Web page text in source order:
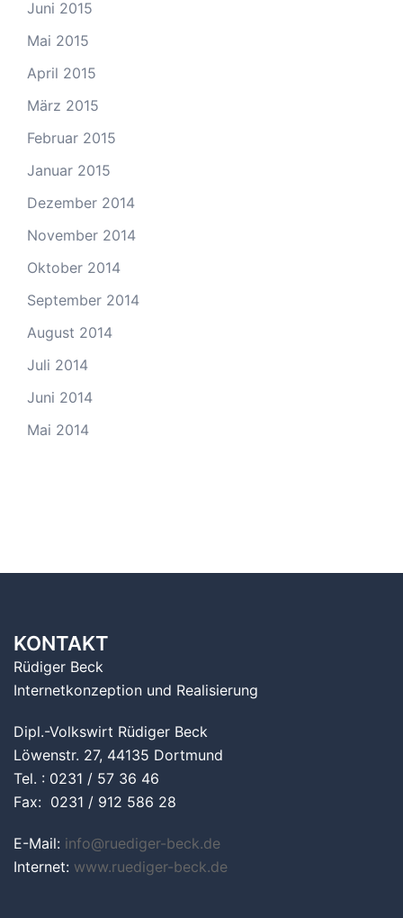
Juni 2015
Mai 2015
April 2015
März 2015
Februar 2015
Januar 2015
Dezember 2014
November 2014
Oktober 2014
September 2014
August 2014
Juli 2014
Juni 2014
Mai 2014
KONTAKT
Rüdiger Beck
Internetkonzeption und Realisierung
Dipl.-Volkswirt Rüdiger Beck
Löwenstr. 27, 44135 Dortmund
Tel. : 0231 / 57 36 46
Fax: 0231 / 912 586 28
E-Mail: info@ruediger-beck.de
Internet: www.ruediger-beck.de